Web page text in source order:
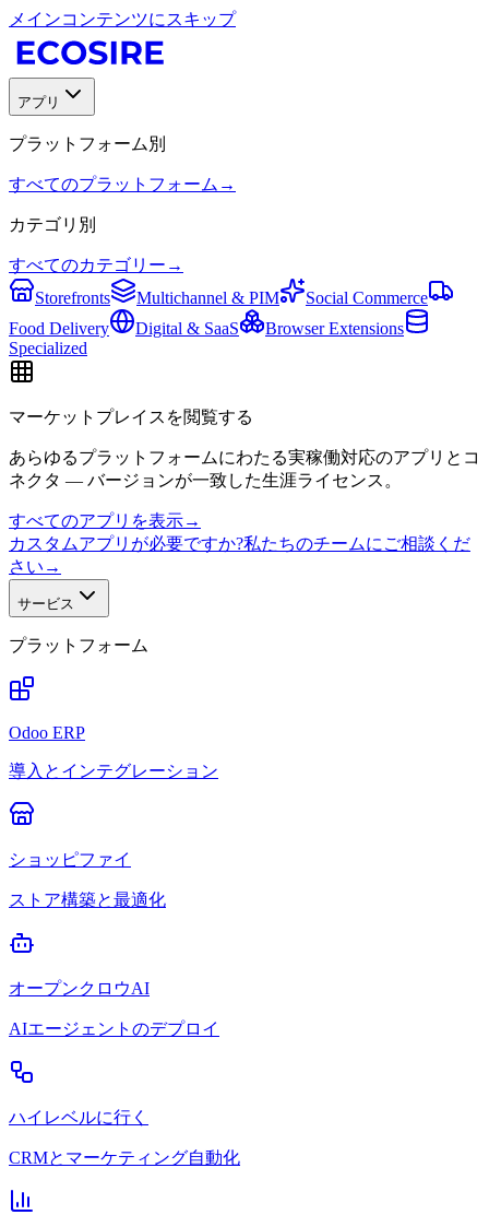
メインコンテンツにスキップ
アプリ
プラットフォーム別
すべてのプラットフォーム →
カテゴリ別
すべてのカテゴリー →
Storefronts
Multichannel & PIM
Social Commerce
Food Delivery
Digital & SaaS
Browser Extensions
Specialized
マーケットプレイスを閲覧する
あらゆるプラットフォームにわたる実稼働対応のアプリとコ
ネクタ — バージョンが一致した生涯ライセンス。
すべてのアプリを表示→
カスタムアプリが必要ですか?私たちのチームにご相談くだ
さい →
サービス
プラットフォーム
Odoo ERP
導入とインテグレーション
ショッピファイ
ストア構築と最適化
オープンクロウAI
AIエージェントのデプロイ
ハイレベルに行く
CRMとマーケティング自動化